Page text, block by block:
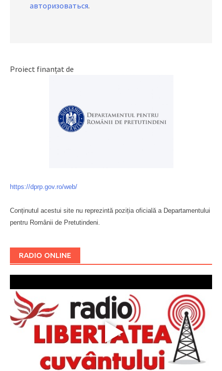
авторизоваться.
Proiect finanțat de
https://dprp.gov.ro/web/
Conținutul acestui site nu reprezintă poziția oficială a Departamentului
pentru Românii de Pretutindeni.
RADIO ONLINE